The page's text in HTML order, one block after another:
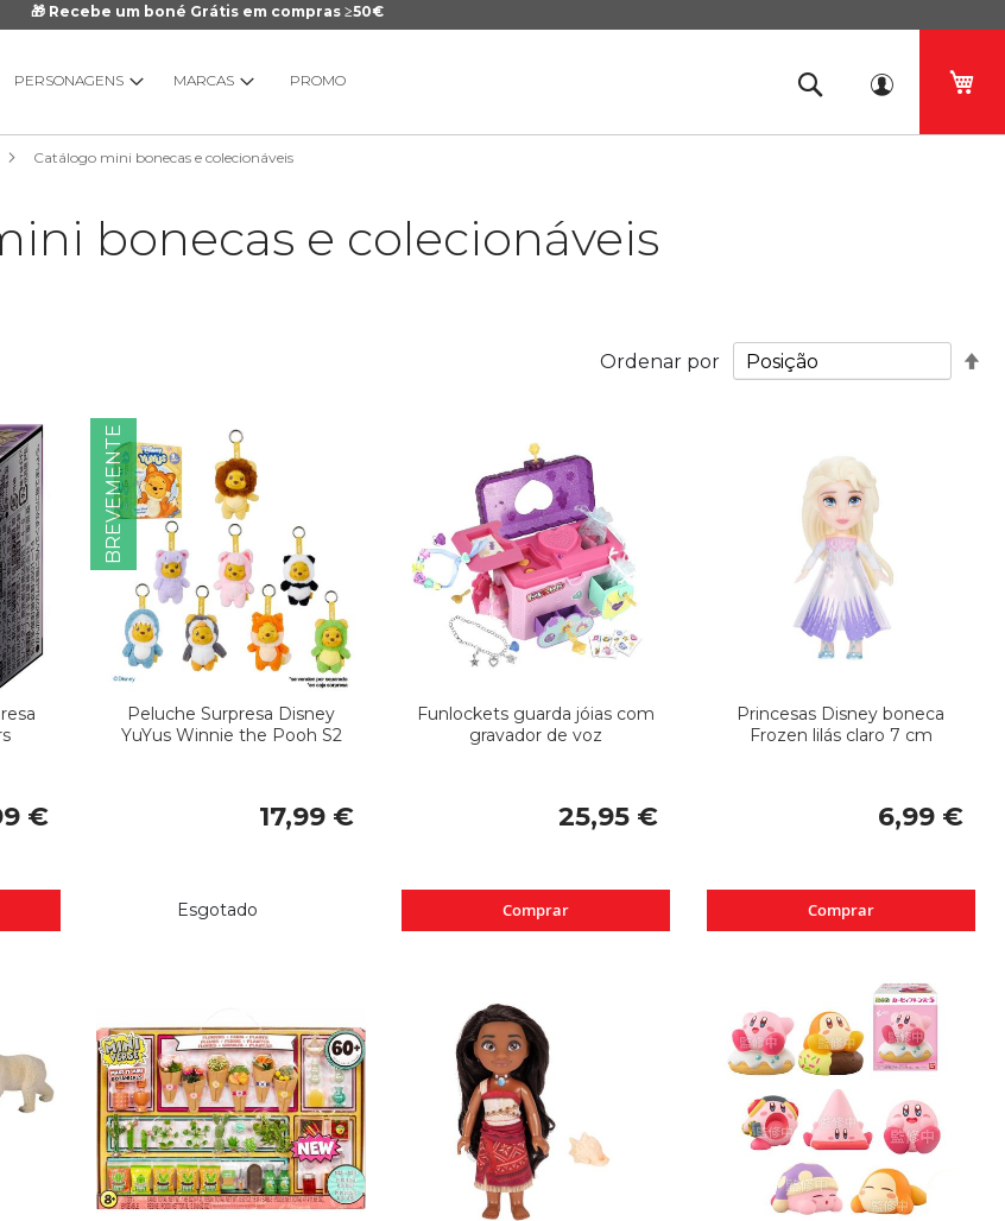
🎁 Recebe um boné Grátis em compras ≥50€
PERSONAGENS MARCAS PROMO
Catálogo mini bonecas e colecionáveis
bonecas e colecionáveis
Ordenar por
€
BREVEMENTE
Peluche Surpresa Disney
YuYus Winnie the Pooh S2
17,99 €
Esgotado
Funlockets guarda jóias com
gravador de voz
25,95 €
Comprar
Princesas Disney boneca
Frozen lilás claro 7 cm
6,99 €
Comprar